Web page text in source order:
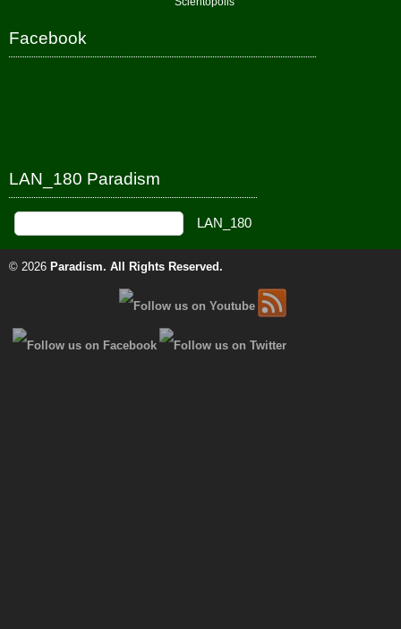
Facebook
LAN_180 Paradism
© 2026 Paradism. All Rights Reserved.